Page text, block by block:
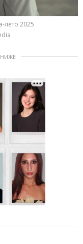
лето 2025